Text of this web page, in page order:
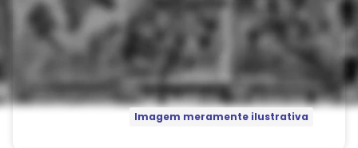
Imagem meramente ilustrativa